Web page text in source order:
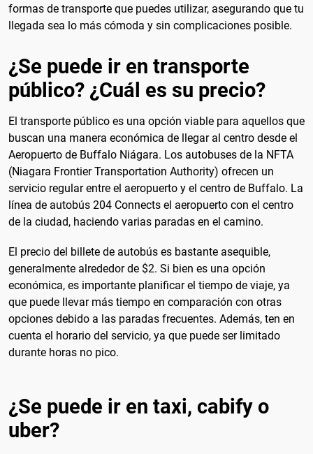
formas de transporte que puedes utilizar, asegurando que tu
llegada sea lo más cómoda y sin complicaciones posible.
¿Se puede ir en transporte
público? ¿Cuál es su precio?
El transporte público es una opción viable para aquellos que
buscan una manera económica de llegar al centro desde el
Aeropuerto de Buffalo Niágara. Los autobuses de la NFTA
(Niagara Frontier Transportation Authority) ofrecen un
servicio regular entre el aeropuerto y el centro de Buffalo. La
línea de autobús 204 Connects el aeropuerto con el centro
de la ciudad, haciendo varias paradas en el camino.
El precio del billete de autobús es bastante asequible,
generalmente alrededor de $2. Si bien es una opción
económica, es importante planificar el tiempo de viaje, ya
que puede llevar más tiempo en comparación con otras
opciones debido a las paradas frecuentes. Además, ten en
cuenta el horario del servicio, ya que puede ser limitado
durante horas no pico.
¿Se puede ir en taxi, cabify o
uber?